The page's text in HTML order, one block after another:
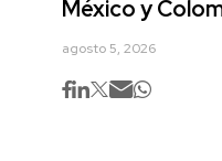
México y
agosto 5, 2026